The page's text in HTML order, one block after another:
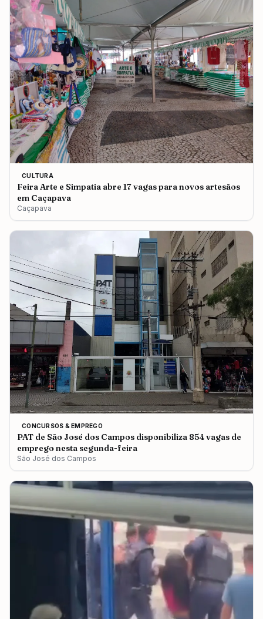
CULTURA
Feira Arte e Simpatia abre 17 vagas para novos artesãos
em Caçapava
Caçapava
CONCURSOS & EMPREGO
PAT de São José dos Campos disponibiliza 854 vagas de
emprego nesta segunda-feira
São José dos Campos